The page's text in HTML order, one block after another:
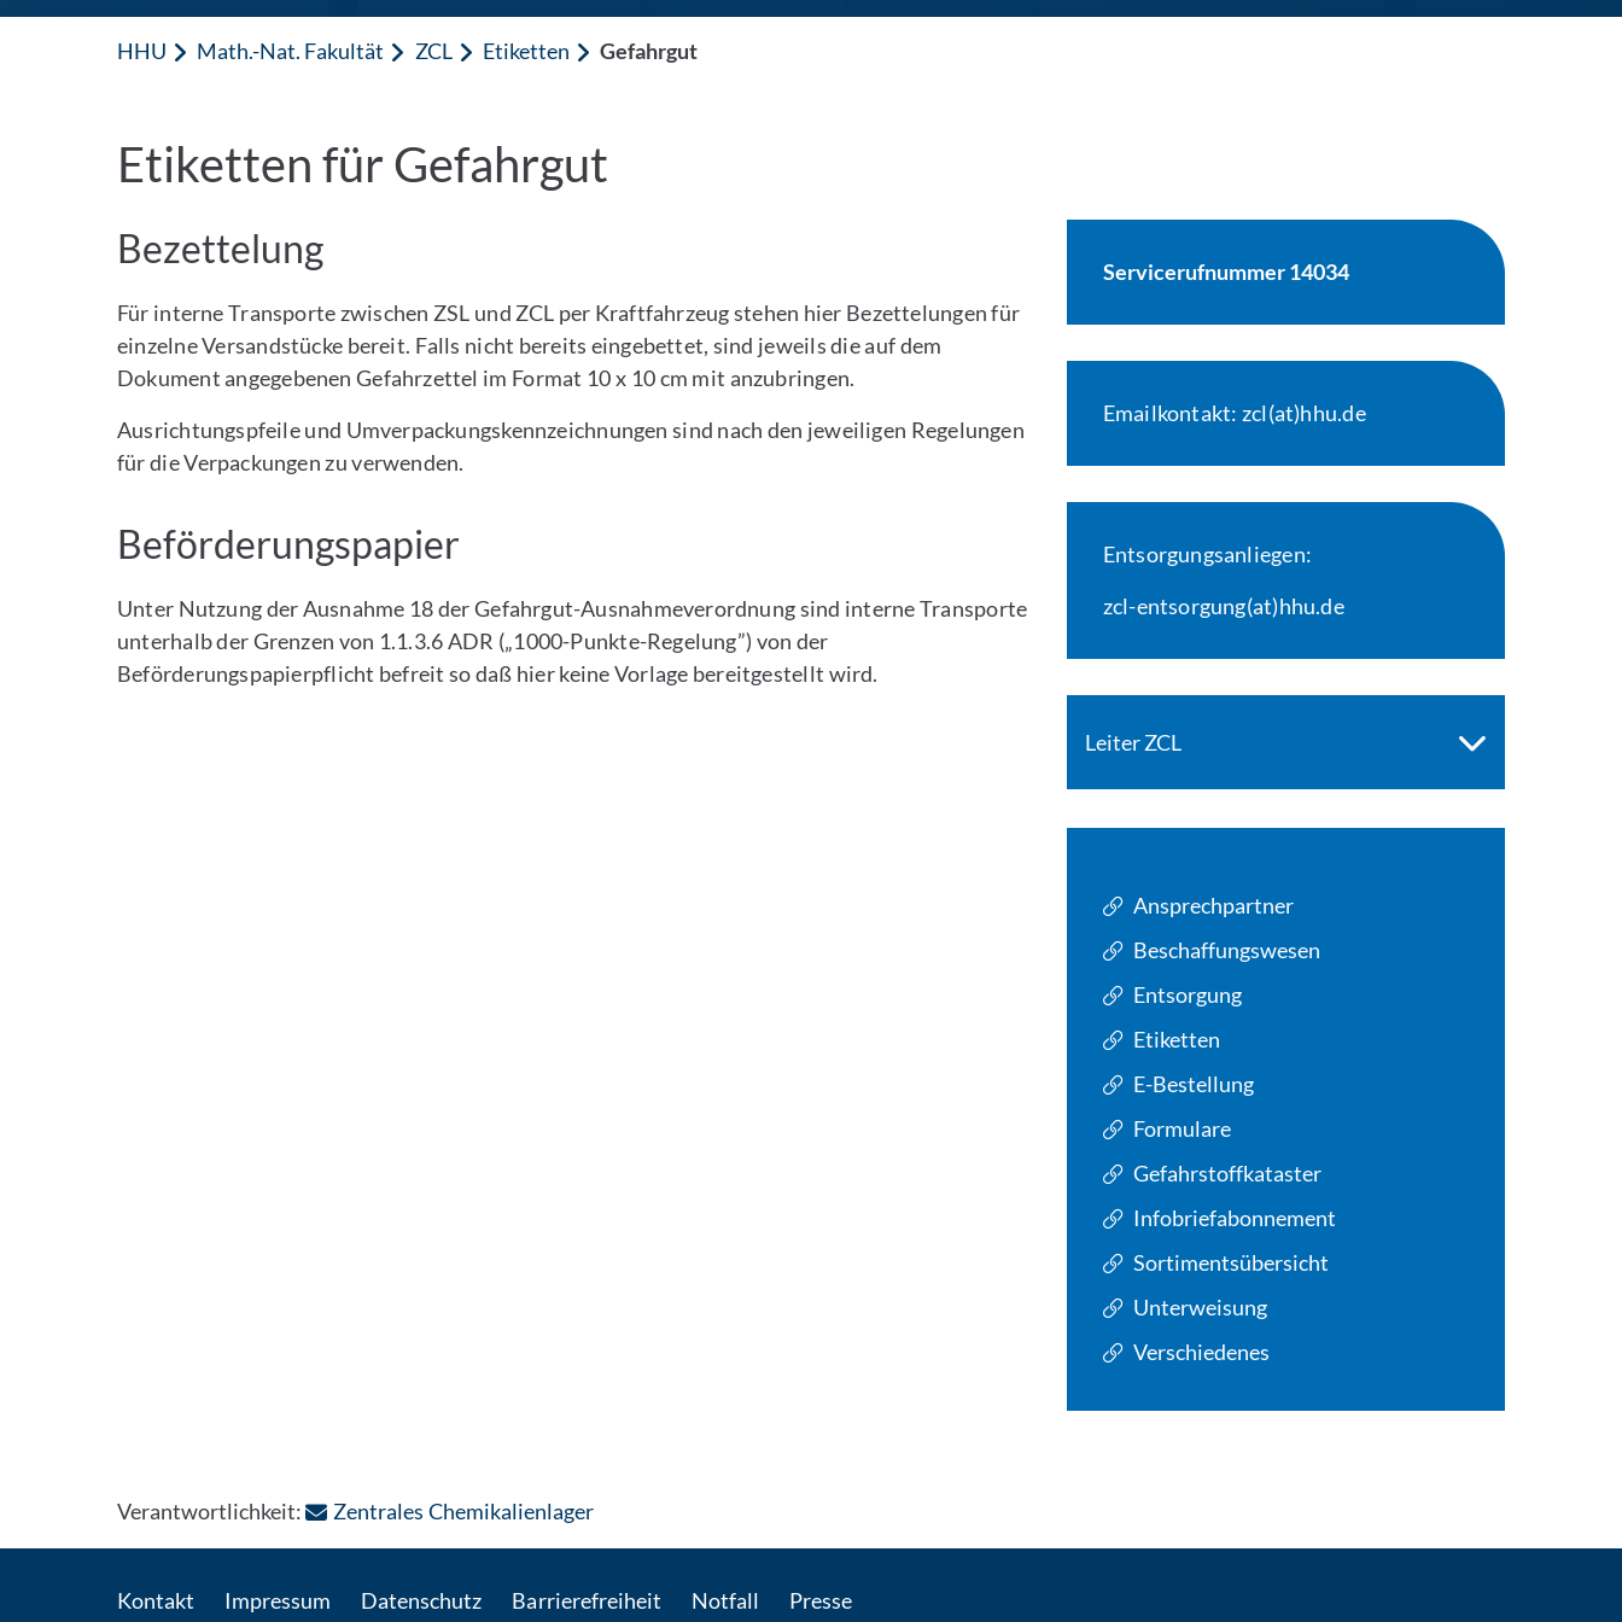
HHU Math.-Nat. Fakultät ZCL Etiketten Gefahrgut
Etiketten für Gefahrgut
Bezettelung
Für interne Transporte zwischen ZSL und ZCL per Kraftfahrzeug stehen hier Bezettelungen für
einzelne Versandstücke bereit. Falls nicht bereits eingebettet, sind jeweils die auf dem
Dokument angegebenen Gefahrzettel im Format 10 x 10 cm mit anzubringen.
Ausrichtungspfeile und Umverpackungskennzeichnungen sind nach den jeweiligen Regelungen
für die Verpackungen zu verwenden.
Beförderungspapier
Unter Nutzung der Ausnahme 18 der Gefahrgut-Ausnahmeverordnung sind interne Transporte
unterhalb der Grenzen von 1.1.3.6 ADR („1000-Punkte-Regelung”) von der
Beförderungspapierpflicht befreit so daß hier keine Vorlage bereitgestellt wird.
Servicerufnummer 14034
Emailkontakt: zcl(at)hhu.de
Entsorgungsanliegen:
zcl-entsorgung(at)hhu.de
Leiter ZCL
Ansprechpartner
Beschaffungswesen
Entsorgung
Etiketten
E-Bestellung
Formulare
Gefahrstoffkataster
Infobriefabonnement
Sortimentsübersicht
Unterweisung
Verschiedenes
Verantwortlichkeit: Zentrales Chemikalienlager: Per E-Mail kontaktieren
Kontakt Impressum Datenschutz Barrierefreiheit Notfall Presse